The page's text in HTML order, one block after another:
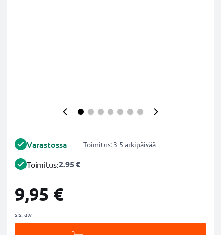
Varastossa Toimitus: 3-5 arkipäivää
Toimitus:2.95 €
9,95 €
sis. alv